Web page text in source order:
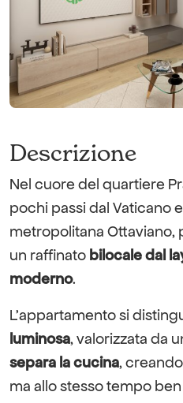
Descrizione
Nel cuore del quartiere
pochi passi dal Vaticano
metropolitana Ottaviano,
un raffinato bilocale dal
moderno.
L’appartamento si
luminosa, valorizzata da
separa la cucina,
ma allo stesso tempo